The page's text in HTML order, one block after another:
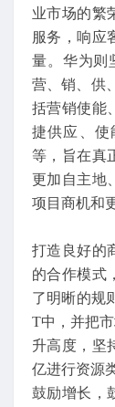
业市场的繁
服务，响应
量。华为则
营、销、供
括营销使能
捷供应、使
等，旨在真
更加自主地
项目商机和
打造良好的
的合作模式
了明晰的规
T中，并把
升高度，坚
亿进行资源
鼓励增长，